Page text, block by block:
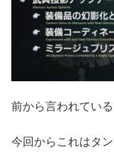
前から言われてい
今回からこれはタ